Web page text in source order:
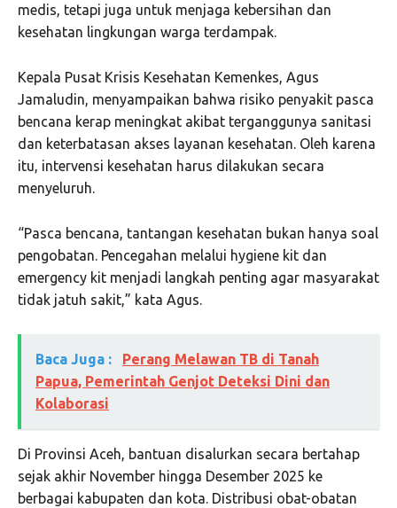
medis, tetapi juga untuk menjaga kebersihan dan
kesehatan lingkungan warga terdampak.
Kepala Pusat Krisis Kesehatan Kemenkes, Agus
Jamaludin, menyampaikan bahwa risiko penyakit pasca
bencana kerap meningkat akibat terganggunya sanitasi
dan keterbatasan akses layanan kesehatan. Oleh karena
itu, intervensi kesehatan harus dilakukan secara
menyeluruh.
“Pasca bencana, tantangan kesehatan bukan hanya soal
pengobatan. Pencegahan melalui hygiene kit dan
emergency kit menjadi langkah penting agar masyarakat
tidak jatuh sakit,” kata Agus.
Baca Juga :
Perang Melawan TB di Tanah
Papua, Pemerintah Genjot Deteksi Dini dan
Kolaborasi
Di Provinsi Aceh, bantuan disalurkan secara bertahap
sejak akhir November hingga Desember 2025 ke
berbagai kabupaten dan kota. Distribusi obat-obatan